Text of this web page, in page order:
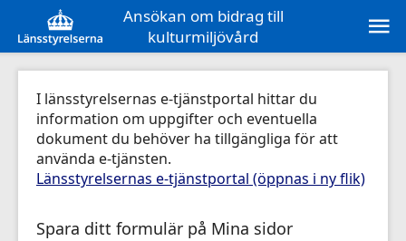
Ansökan om bidrag till
kulturmiljövård
I länsstyrelsernas e-tjänstportal hittar du
information om uppgifter och eventuella
dokument du behöver ha tillgängliga för att
använda e-tjänsten.
Länsstyrelsernas e-tjänstportal (öppnas i ny flik)
Spara ditt formulär på Mina sidor